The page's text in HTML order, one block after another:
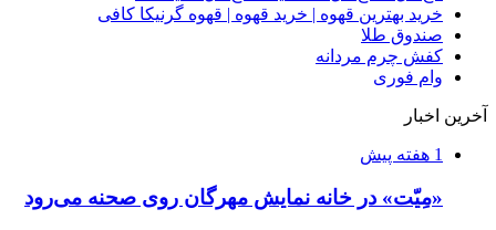
خرید بهترین قهوه | خرید قهوه | قهوه گرنیکا کافی
صندوق طلا
کفش چرم مردانه
وام فوری
آخرین اخبار
1 هفته پیش
«مِیّت» در خانه نمایش مهرگان روی صحنه می‌رود